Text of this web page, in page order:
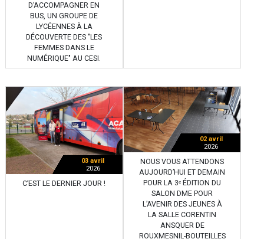
D’ACCOMPAGNER EN
BUS, UN GROUPE DE
LYCÉENNES À LA
DÉCOUVERTE DES "LES
FEMMES DANS LE
NUMÉRIQUE" AU CESI.
03 avril
2026
C’EST LE DERNIER JOUR !
02 avril
2026
NOUS VOUS ATTENDONS
AUJOURD’HUI ET DEMAIN
POUR LA 3ᵉ ÉDITION DU
SALON DME POUR
L’AVENIR DES JEUNES À
LA SALLE CORENTIN
ANSQUER DE
ROUXMESNIL-BOUTEILLES